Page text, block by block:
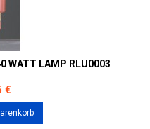
WATT LAMP RLU0003
€